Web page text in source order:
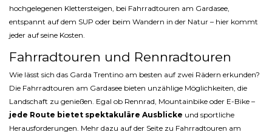
hochgelegenen Klettersteigen, bei Fahrradtouren am Gardasee,
entspannt auf dem SUP oder beim Wandern in der Natur – hier kommt
jeder auf seine Kosten.
Fahrradtouren und Rennradtouren
Wie lässt sich das Garda Trentino am besten auf zwei Rädern erkunden?
Die Fahrradtouren am Gardasee bieten unzählige Möglichkeiten, die
Landschaft zu genießen. Egal ob Rennrad, Mountainbike oder E-Bike –
jede Route bietet spektakuläre Ausblicke und sportliche
Herausforderungen. Mehr dazu auf der Seite zu Fahrradtouren am